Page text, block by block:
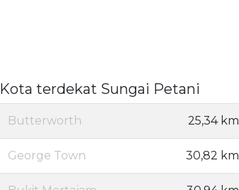
Kota terdekat Sungai Petani
Butterworth 25,34 km
George Town 30,82 km